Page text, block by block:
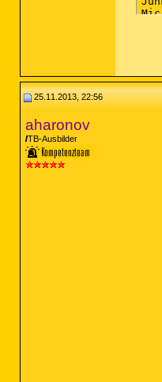
25.11.2013, 22:56
aharonov
TB-Ausbilder